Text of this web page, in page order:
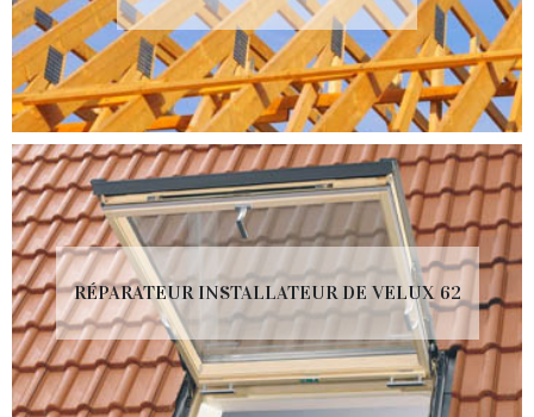
RÉPARATEUR INSTALLATEUR DE VELUX 62